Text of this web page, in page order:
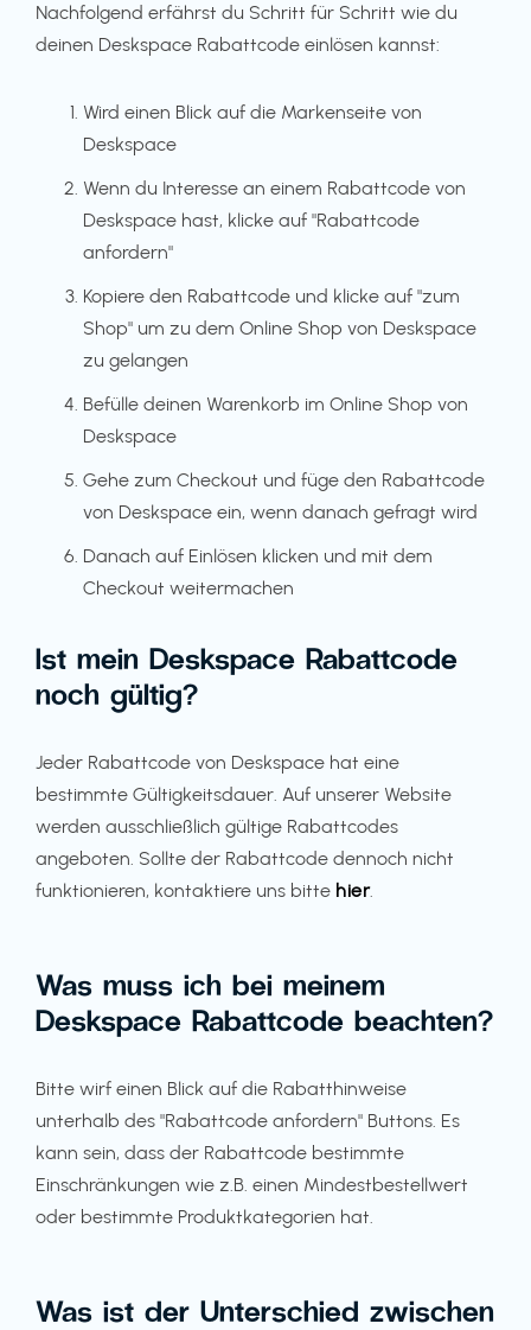
Nachfolgend erfährst du Schritt für Schritt wie du
deinen Deskspace Rabattcode einlösen kannst:
Wird einen Blick auf die Markenseite von
Deskspace
Wenn du Interesse an einem Rabattcode von
Deskspace hast, klicke auf "Rabattcode
anfordern"
Kopiere den Rabattcode und klicke auf "zum
Shop" um zu dem Online Shop von Deskspace
zu gelangen
Befülle deinen Warenkorb im Online Shop von
Deskspace
Gehe zum Checkout und füge den Rabattcode
von Deskspace ein, wenn danach gefragt wird
Danach auf Einlösen klicken und mit dem
Checkout weitermachen
Ist mein Deskspace Rabattcode
noch gültig?
Jeder Rabattcode von Deskspace hat eine
bestimmte Gültigkeitsdauer. Auf unserer Website
werden ausschließlich gültige Rabattcodes
angeboten. Sollte der Rabattcode dennoch nicht
funktionieren, kontaktiere uns bitte hier.
Was muss ich bei meinem
Deskspace Rabattcode beachten?
Bitte wirf einen Blick auf die Rabatthinweise
unterhalb des "Rabattcode anfordern" Buttons. Es
kann sein, dass der Rabattcode bestimmte
Einschränkungen wie z.B. einen Mindestbestellwert
oder bestimmte Produktkategorien hat.
Was ist der Unterschied zwischen